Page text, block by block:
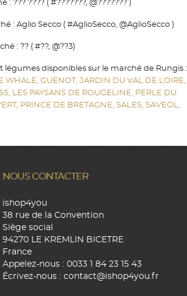
??? ???? ( #???????, @??????? )
: Aglio Secco ( #AglioSecco, @AglioSecco )
: ?? ( #??, @??3)
légumes disponibles sur le marché de Rungis :
WHALE, GUENOT, JARDIN DU VAL DE LOIRE,
LES PAYSANS DE ROUGELINE, PERLE DU
PRINCE DE BRETAGNE, SALES, SAVEOL,
NOUS CONTACTER
ishop4you
38 rue de la Convention
Siège social
94270 LE KREMLIN BICETRE
France
Appelez-nous : 0033 1 84 23 15 43
Écrivez-nous : contact@ishop4you.fr